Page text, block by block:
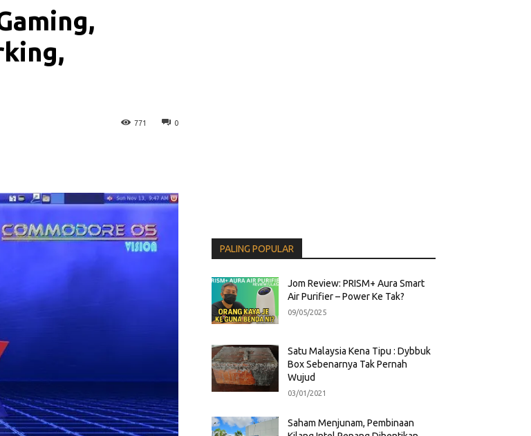
0
771
PALING POPULAR
Jom Review: PRISM+ Aura Smart
Air Purifier – Power Ke Tak?
09/05/2025
Satu Malaysia Kena Tipu : Dybbuk
Box Sebenarnya Tak Pernah
Wujud
03/01/2021
Saham Menjunam, Pembinaan